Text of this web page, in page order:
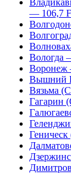
— 106,7
Вологда
Воронеж
Вышний
Вязьма
Гагарин